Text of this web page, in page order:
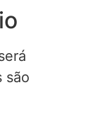
são